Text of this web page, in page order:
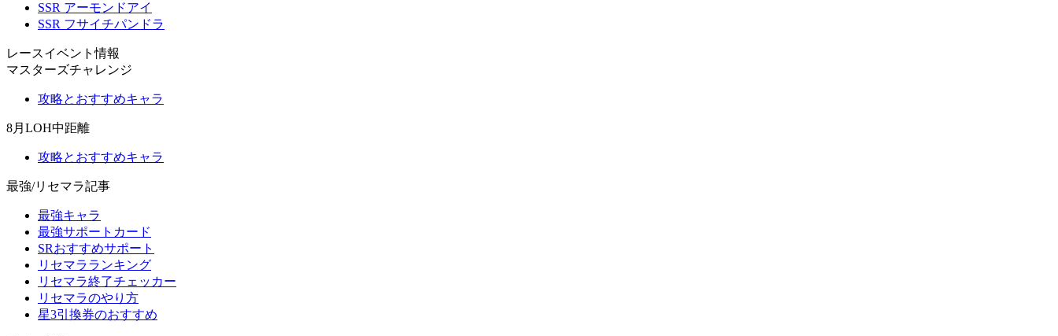
SSR アーモンドアイ
SSR フサイチパンドラ
レースイベント情報
マスターズチャレンジ
攻略とおすすめキャラ
8月LOH中距離
攻略とおすすめキャラ
最強/リセマラ記事
最強キャラ
最強サポートカード
SRおすすめサポート
リセマラランキング
リセマラ終了チェッカー
リセマラのやり方
星3引換券のおすすめ